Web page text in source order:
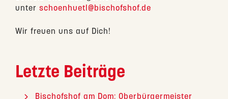
unter schoenhuetl@bischofshof.de
Wir freuen uns auf Dich!
Letzte Beiträge
Bischofshof am Dom: Oberbürgermeister